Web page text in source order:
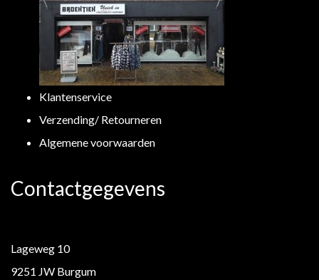
Klantenservice
Verzending/ Retourneren
Algemene voorwaarden
Contactgegevens
Lageweg 10
9251 JW Burgum